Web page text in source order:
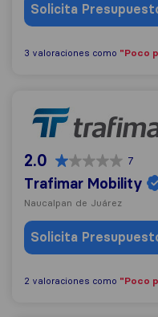
Solicita
3 valoraciones como "Poco
Trafimar Mobility
2.0 7
Trafimar Mobility
Naucalpan de Juárez
Solicita
2 valoraciones como "Poco